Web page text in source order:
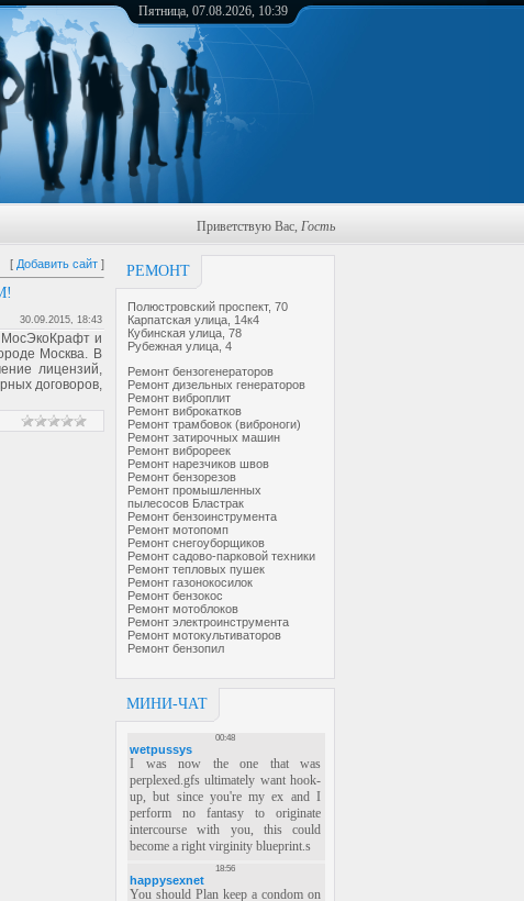
Пятница, 07.08.2026, 10:39
Приветствую Вас, Гость
РЕМОНТ
Полюстровский проспект, 70
Карпатская улица, 14к4
Кубинская улица, 78
Рубежная улица, 4
Ремонт бензогенераторов
Ремонт дизельных генераторов
Ремонт виброплит
Ремонт виброкатков
Ремонт трамбовок (виброноги)
Ремонт затирочных машин
Ремонт виброреек
Ремонт нарезчиков швов
Ремонт бензорезов
Ремонт промышленных
пылесосов Бластрак
Ремонт бензоинструмента
Ремонт мотопомп
Ремонт снегоуборщиков
Ремонт садово-парковой техники
Ремонт тепловых пушек
Ремонт газонокосилок
Ремонт бензокос
Ремонт мотоблоков
Ремонт электроинструмента
Ремонт мотокультиваторов
Ремонт бензопил
МИНИ-ЧАТ
[ Добавить сайт ]
30.09.2015, 18:43
и
Москва. В
лицензий,
договоров,